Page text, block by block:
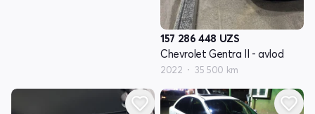
157 286 448 UZS
Chevrolet Gentra II - avlod
2022 35 500 km